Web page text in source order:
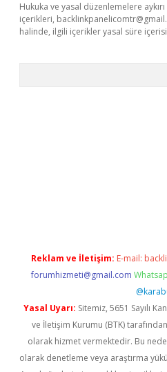
Hukuka ve yasal düzenlemelere
içerikleri,
halinde, ilgili içerikler yasal süre
Reklam ve İletişim: E-mail:
forumhizmeti@gmail.com
Yasal Uyarı: Sitemiz, 5651 Sayılı
ve İletişim Kurumu (BTK)
olarak hizmet vermektedir. Bu
olarak denetleme veya araştırma